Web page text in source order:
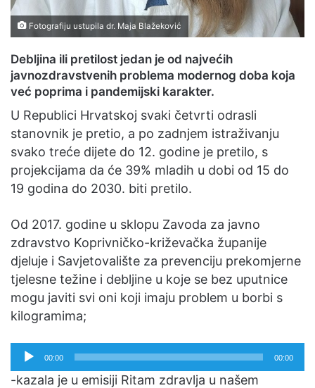
Fotografiju ustupila dr. Maja Blažeković
Debljina ili pretilost jedan je od najvećih
javnozdravstvenih problema modernog doba koja
već poprima i pandemijski karakter.
U Republici Hrvatskoj svaki četvrti odrasli
stanovnik je pretio, a po zadnjem istraživanju
svako treće dijete do 12. godine je pretilo, s
projekcijama da će 39% mladih u dobi od 15 do
19 godina do 2030. biti pretilo.
Od 2017. godine u sklopu Zavoda za javno
zdravstvo Koprivničko-križevačka županije
djeluje i Savjetovalište za prevenciju prekomjerne
tjelesne težine i debljine u koje se bez uputnice
mogu javiti svi oni koji imaju problem u borbi s
kilogramima;
Reproduktor
audiozapisa
00:00 00:00
-kazala je u emisiji Ritam zdravlja u našem